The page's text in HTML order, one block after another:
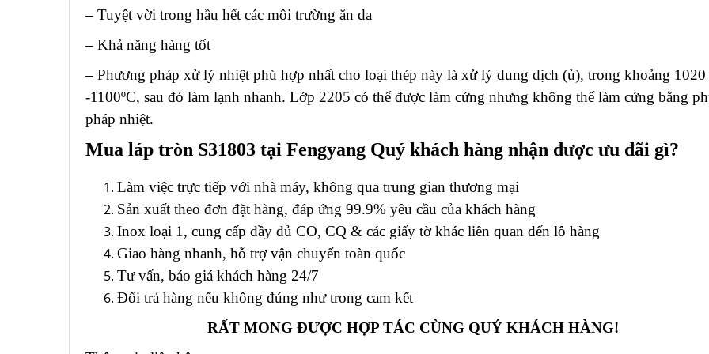
– Tuyệt vời trong hầu hết các môi trường ăn da
– Khả năng hàng tốt
– Phương pháp xử lý nhiệt phù hợp nhất cho loại thép này là xử lý dung dịch (ủ), trong khoảng 1020
-1100ºC, sau đó làm lạnh nhanh. Lớp 2205 có thể được làm cứng nhưng không thể làm cứng bằng
pháp nhiệt.
Mua láp tròn S31803 tại Fengyang Quý khách hàng nhận được ưu đãi gì?
Làm việc trực tiếp với nhà máy, không qua trung gian thương mại
Sản xuất theo đơn đặt hàng, đáp ứng 99.9% yêu cầu của khách hàng
Inox loại 1, cung cấp đầy đủ CO, CQ & các giấy tờ khác liên quan đến lô hàng
Giao hàng nhanh, hỗ trợ vận chuyển toàn quốc
Tư vấn, báo giá khách hàng 24/7
Đổi trả hàng nếu không đúng như trong cam kết
RẤT MONG ĐƯỢC HỢP TÁC CÙNG QUÝ KHÁCH HÀNG!